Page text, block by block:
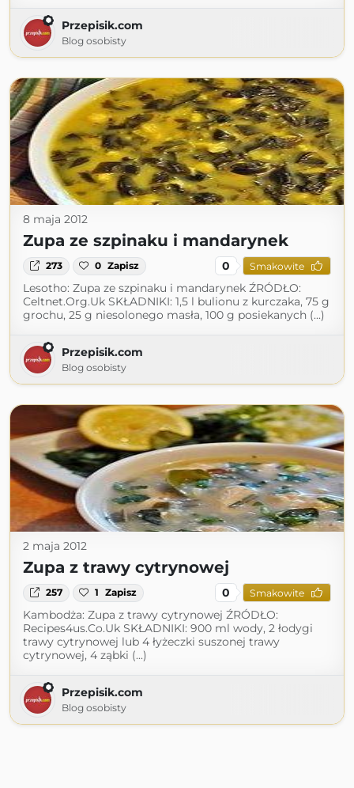
Przepisik.com
Blog osobisty
8 maja 2012
Zupa ze szpinaku i mandarynek
273 0 Zapisz 0 Smakowite
Lesotho: Zupa ze szpinaku i mandarynek ŹRÓDŁO:
Celtnet.Org.Uk SKŁADNIKI: 1,5 l bulionu z kurczaka, 75 g
grochu, 25 g niesolonego masła, 100 g posiekanych (...)
Przepisik.com
Blog osobisty
2 maja 2012
Zupa z trawy cytrynowej
257 1 Zapisz 0 Smakowite
Kambodża: Zupa z trawy cytrynowej ŹRÓDŁO:
Recipes4us.Co.Uk SKŁADNIKI: 900 ml wody, 2 łodygi
trawy cytrynowej lub 4 łyżeczki suszonej trawy
cytrynowej, 4 ząbki (...)
Przepisik.com
Blog osobisty